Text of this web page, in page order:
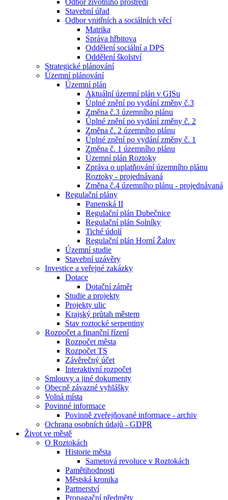
Odbor životního prostředí
Stavební úřad
Odbor vnitřních a sociálních věcí
Matrika
Správa hřbitova
Oddělení sociální a DPS
Oddělení školství
Strategické plánování
Územní plánování
Územní plán
Aktuální územní plán v GISu
Úplné znění po vydání změny č.3
Změna č.3 územního plánu
Úplné znění po vydání změny č. 2
Změna č. 2 územního plánu
Úplné znění po vydání změny č. 1
Změna č. 1 územního plánu
Územní plán Roztoky
Zpráva o uplatňování územního plánu
Roztoky - projednávaná
Změna č.4 územního plánu - projednávaná
Regulační plány
Panenská II
Regulační plán Dubečnice
Regulační plán Solníky
Tiché údolí
Regulační plán Horní Žalov
Územní studie
Stavební uzávěry
Investice a veřejné zakázky
Dotace
Dotační záměr
Studie a projekty
Projekty ulic
Krajský průtah městem
Stav roztocké serpentiny
Rozpočet a finanční řízení
Rozpočet města
Rozpočet TS
Závěrečný účet
Interaktivní rozpočet
Smlouvy a jiné dokumenty
Obecně závazné vyhlášky
Volná místa
Povinné informace
Povinně zveřejňované informace - archiv
Ochrana osobních údajů - GDPR
Život ve městě
O Roztokách
Historie města
Sametová revoluce v Roztokách
Pamětihodnosti
Městská kronika
Partnerství
Propagační předměty